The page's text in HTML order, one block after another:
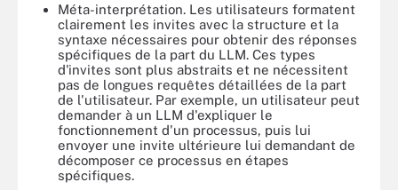
Méta-interprétation. Les utilisateurs formatent
clairement les invites avec la structure et la
syntaxe nécessaires pour obtenir des réponses
spécifiques de la part du LLM. Ces types
d'invites sont plus abstraits et ne nécessitent
pas de longues requêtes détaillées de la part
de l'utilisateur. Par exemple, un utilisateur peut
demander à un LLM d'expliquer le
fonctionnement d'un processus, puis lui
envoyer une invite ultérieure lui demandant de
décomposer ce processus en étapes
spécifiques.